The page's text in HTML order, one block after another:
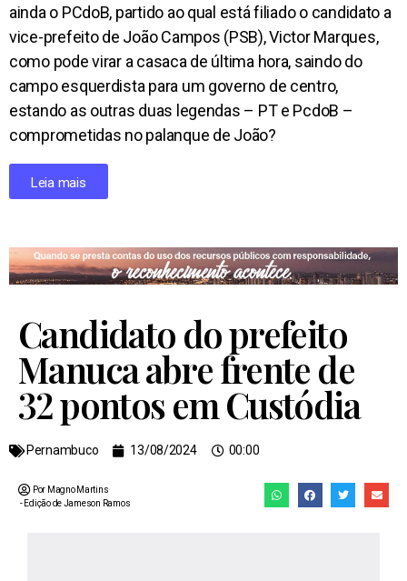
ainda o PCdoB, partido ao qual está filiado o candidato a
vice-prefeito de João Campos (PSB), Victor Marques,
como pode virar a casaca de última hora, saindo do
campo esquerdista para um governo de centro,
estando as outras duas legendas – PT e PcdoB –
comprometidas no palanque de João?
Leia mais
Candidato do prefeito
Manuca abre frente de
32 pontos em Custódia
Pernambuco 13/08/2024 00:00
Por Magno Martins
- Edição deJameson Ramos